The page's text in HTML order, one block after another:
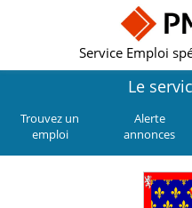
Service Emploi
Le
Trouvez un
emploi
Alerte
annonces